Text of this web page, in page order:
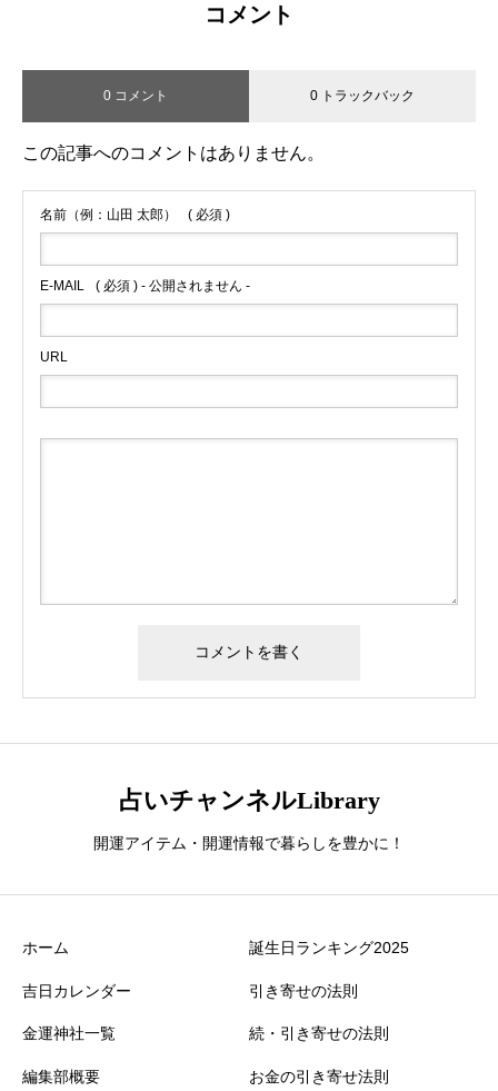
コメント
0 コメント 0 トラックバック
この記事へのコメントはありません。
名前（例：山田 太郎） ( 必須 )
E-MAIL ( 必須 ) - 公開されません -
URL
占いチャンネルLibrary
開運アイテム・開運情報で暮らしを豊かに！
ホーム
吉日カレンダー
金運神社一覧
編集部概要
誕生日ランキング2025
引き寄せの法則
続・引き寄せの法則
お金の引き寄せ法則